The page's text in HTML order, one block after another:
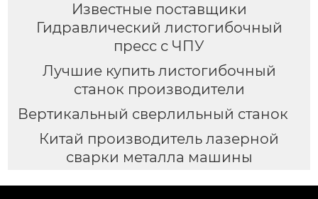
Известные поставщики
Гидравлический листогибочный
пресс с ЧПУ
Лучшие купить листогибочный
станок производители
Вертикальный сверлильный станок
Китай производитель лазерной
сварки металла машины